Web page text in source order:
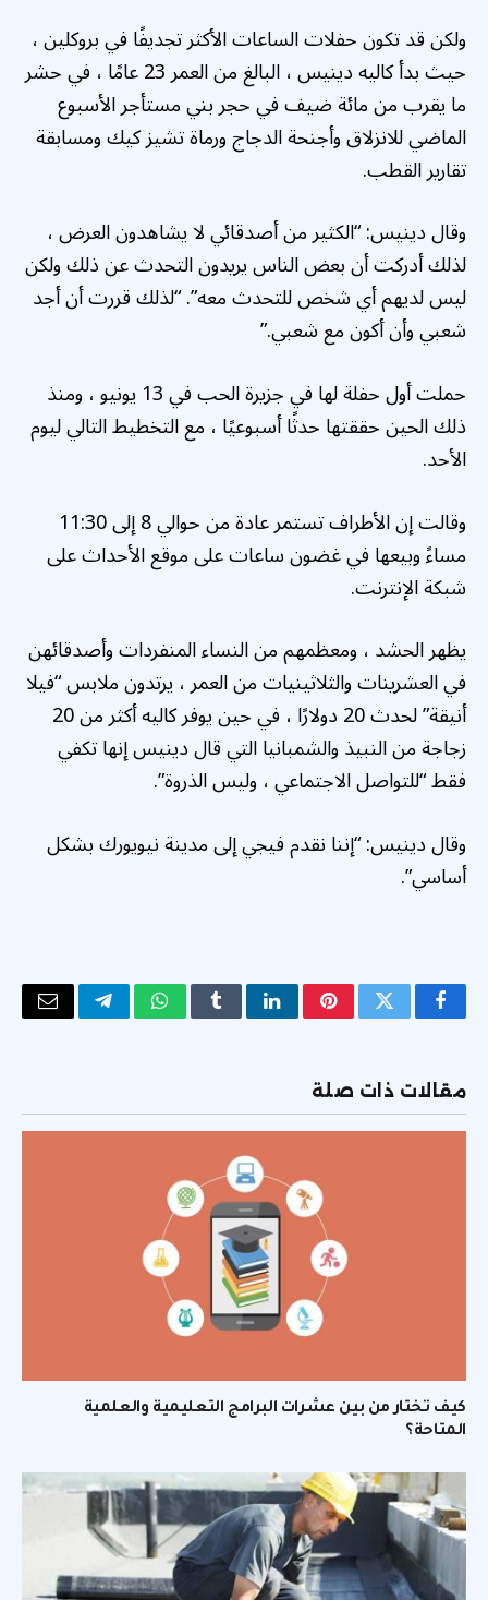
ولكن قد تكون حفلات الساعات الأكثر تجديفًا في بروكلين ،
حيث بدأ كاليه دينيس ، البالغ من العمر 23 عامًا ، في حشر
ما يقرب من مائة ضيف في حجر بني مستأجر الأسبوع
الماضي للانزلاق وأجنحة الدجاج ورماة تشيز كيك ومسابقة
تقارير القطب.
وقال دينيس: “الكثير من أصدقائي لا يشاهدون العرض ،
لذلك أدركت أن بعض الناس يريدون التحدث عن ذلك ولكن
ليس لديهم أي شخص للتحدث معه”. “لذلك قررت أن أجد
شعبي وأن أكون مع شعبي.”
حملت أول حفلة لها في جزيرة الحب في 13 يونيو ، ومنذ
ذلك الحين حققتها حدثًا أسبوعيًا ، مع التخطيط التالي ليوم
الأحد.
وقالت إن الأطراف تستمر عادة من حوالي 8 إلى 11:30
مساءً وبيعها في غضون ساعات على موقع الأحداث على
شبكة الإنترنت.
يظهر الحشد ، ومعظمهم من النساء المنفردات وأصدقائهن
في العشرينات والثلاثينيات من العمر ، يرتدون ملابس “فيلا
أنيقة” لحدث 20 دولارًا ، في حين يوفر كاليه أكثر من 20
زجاجة من النبيذ والشمبانيا التي قال دينيس إنها تكفي
فقط “للتواصل الاجتماعي ، وليس الذروة”.
وقال دينيس: “إننا نقدم فيجي إلى مدينة نيويورك بشكل
أساسي”.
فيسبوكتويتر بينتيريستلينكدإنTumblrواتسابتيلقرامالبريد
مقالات ذات صلة
كيف تختار من بين عشرات البرامج التعليمية والعلمية
المتاحة؟